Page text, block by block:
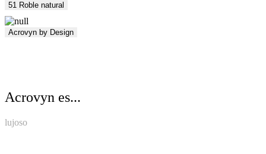
51 Roble natural
Acrovyn by Design
Acrovyn es...
lujoso